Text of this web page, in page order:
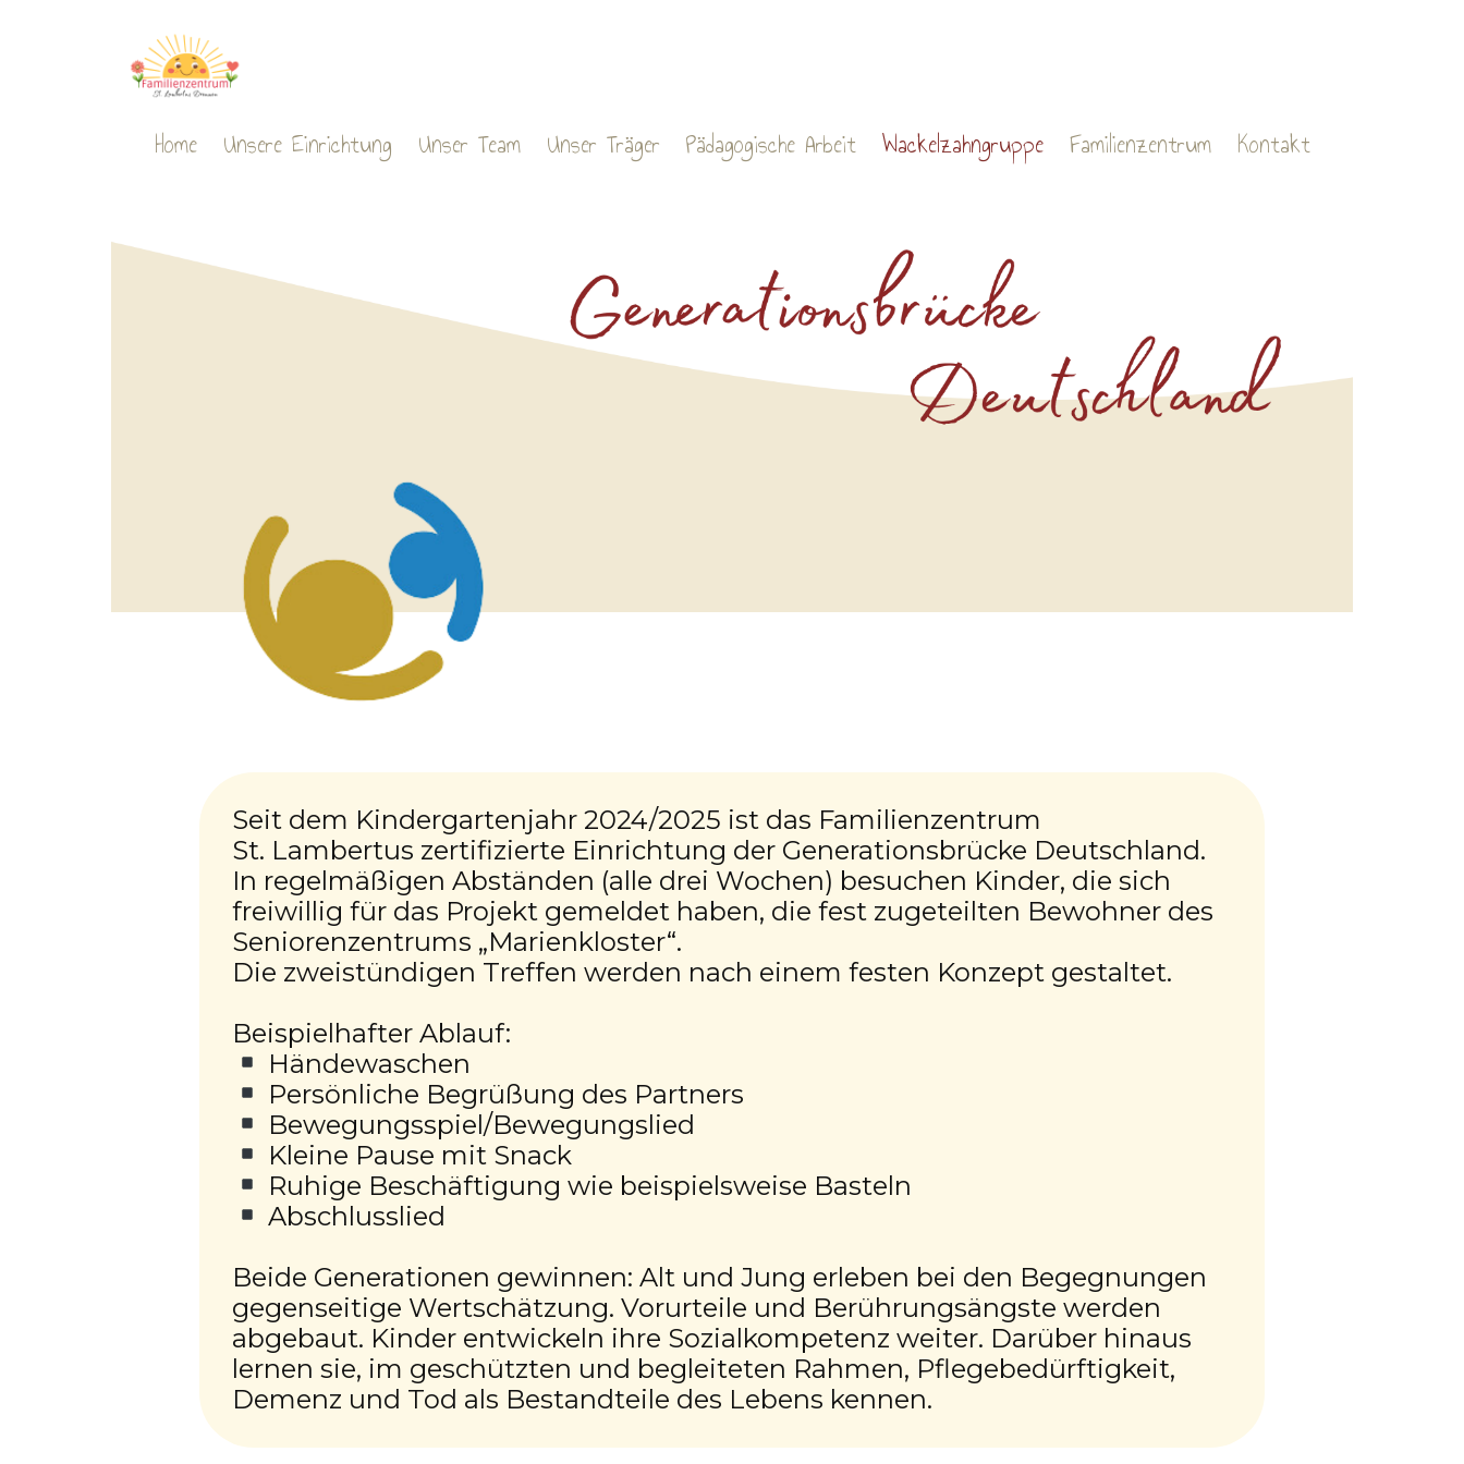
Home Unsere Einrichtung Unser Team Unser Träger Pädagogische Arbeit Wackelzahngruppe Familienzentrum Kontakt
Seit dem Kindergartenjahr 2024/2025 ist das Familienzentrum
St. Lambertus zertifizierte Einrichtung der Generationsbrücke Deutschland.
In regelmäßigen Abständen (alle drei Wochen) besuchen Kinder, die sich
freiwillig für das Projekt gemeldet haben, die fest zugeteilten Bewohner des
Seniorenzentrums „Marienkloster“.
Die zweistündigen Treffen werden nach einem festen Konzept gestaltet.
Beispielhafter Ablauf:
Händewaschen
Persönliche Begrüßung des Partners
Bewegungsspiel/Bewegungslied
Kleine Pause mit Snack
Ruhige Beschäftigung wie beispielsweise Basteln
Abschlusslied
Beide Generationen gewinnen: Alt und Jung erleben bei den Begegnungen
gegenseitige Wertschätzung. Vorurteile und Berührungsängste werden
abgebaut. Kinder entwickeln ihre Sozialkompetenz weiter. Darüber hinaus
lernen sie, im geschützten und begleiteten Rahmen, Pflegebedürftigkeit,
Demenz und Tod als Bestandteile des Lebens kennen.